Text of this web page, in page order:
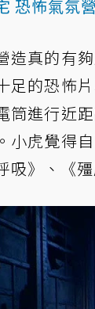
恐怖氣氛
造真的有
足的恐怖
筒進行近
小虎覺得
吸》、《